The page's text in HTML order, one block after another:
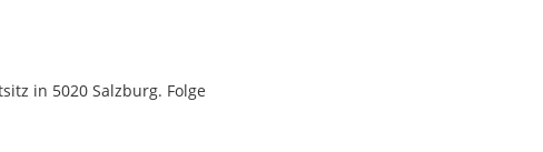
in 5020 Salzburg. Folge